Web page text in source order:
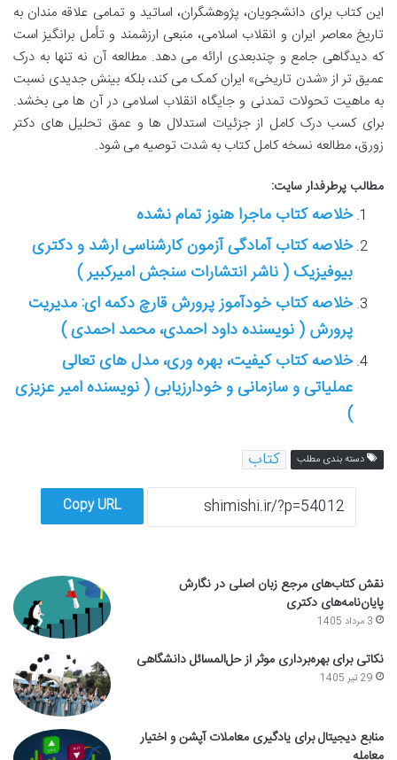
این کتاب برای دانشجویان، پژوهشگران، اساتید و تمامی علاقه مندان به
تاریخ معاصر ایران و انقلاب اسلامی، منبعی ارزشمند و تأمل برانگیز است
که دیدگاهی جامع و چندبعدی ارائه می دهد. مطالعه آن نه تنها به درک
عمیق تر از «شدن تاریخی» ایران کمک می کند، بلکه بینش جدیدی نسبت
به ماهیت تحولات تمدنی و جایگاه انقلاب اسلامی در آن ها می بخشد.
برای کسب درک کامل از جزئیات استدلال ها و عمق تحلیل های دکتر
زورق، مطالعه نسخه کامل کتاب به شدت توصیه می شود.
مطالب پرطرفدار سایت:
خلاصه کتاب ماجرا هنوز تمام نشده
خلاصه کتاب آمادگی آزمون کارشناسی ارشد و دکتری
بیوفیزیک ( ناشر انتشارات سنجش امیرکبیر )
خلاصه کتاب خودآموز پرورش قارچ دکمه ای: مدیریت
پرورش ( نویسنده داود احمدی، محمد احمدی )
خلاصه کتاب کیفیت، بهره وری، مدل های تعالی
عملیاتی و سازمانی و خودارزیابی ( نویسنده امیر عزیزی
)
دسته بندی مطلب کتاب
Copy URL
نقش کتاب‌های مرجع زبان اصلی در نگارش
پایان‌نامه‌های دکتری
3 مرداد 1405
نکاتی برای بهره‌برداری موثر از حل‌المسائل دانشگاهی
29 تیر 1405
منابع دیجیتال برای یادگیری معاملات آپشن و اختیار